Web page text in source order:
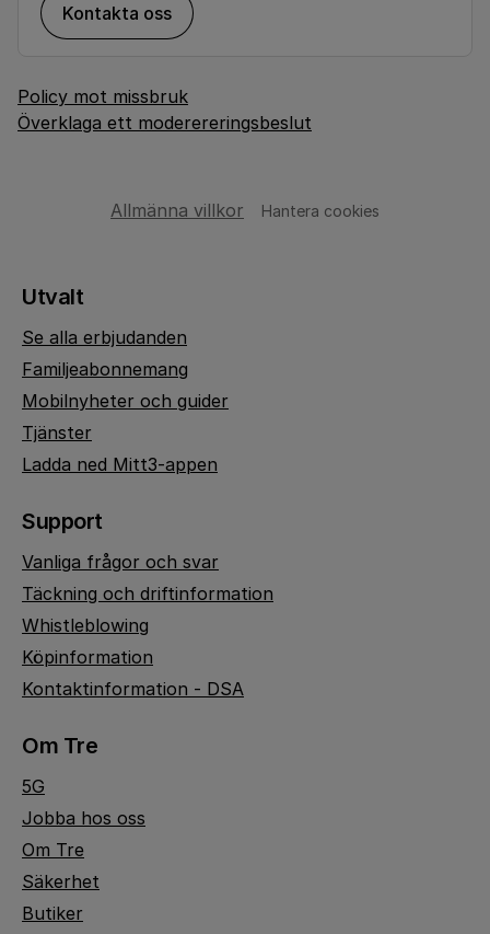
Kontakta oss
Policy mot missbruk
Överklaga ett moderereringsbeslut
Allmänna villkor Hantera cookies
Utvalt
Se alla erbjudanden
Familjeabonnemang
Mobilnyheter och guider
Tjänster
Ladda ned Mitt3-appen
Support
Vanliga frågor och svar
Täckning och driftinformation
Whistleblowing
Köpinformation
Kontaktinformation - DSA
Om Tre
5G
Jobba hos oss
Om Tre
Säkerhet
Butiker